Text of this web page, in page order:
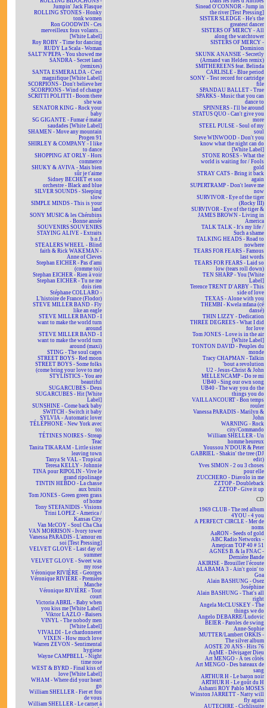
Jumpin' Jack Flasque
ROLLING STONES - Honky
tonk women
Ron GOODWIN - Ces
merveilleux fous volants...
[White Label]
Roy ROBY - Time for dancing
RUDY La Scala - Woman
SALT'N'PEPA - You showed me
SANDRA - Secret land
(remixes)
SANTA ESMERALDA - C'est
magnifique [White Label]
SCORPIONS - Don't believe her
SCORPIONS - Wind of change
SCRITTI POLITTI - Boom there
she was
SENATOR KING - Rock your
baby
SG GIGANTE - Fumar é matar
saudades [White Label]
SHAMEN - Move any mountain
Progen 91
SHIRLEY & COMPANY - I like
to dance
SHOPPING AT ORLY - Hors
commerce
SHUKY & AVIVA - Mais bien
sûr je t'aime
Sidney BECHET et son
orchestre - Black and blue
SILVER SOUNDS - Sleeping
slow
SIMPLE MINDS - This is your
land
SONY MUSIC & les Chérubins
- Bonne année
SOUVENIRS SOUVENIRS
STAYING ALIVE - Extraits
b.o.f.
STEALERS WHEEL - Blind
faith & Rick WAKEMAN -
Anne of Cleves
Stephan EICHER - Pas d'ami
(comme toi)
Stephan EICHER - Rien à voir
Stephan EICHER - Tu ne me
dois rien
Stéphane COLLARO -
L'histoire de France (Flodor)
STEVE MILLER BAND - Fly
like an eagle
STEVE MILLER BAND - I
want to make the world turn
around
STEVE MILLER BAND - I
want to make the world turn
around (maxi)
STING - The soul cages
STREET BOYS - Red moon
STREET BOYS - Some folks
(come bring your love to me)
STYLISTICS - You are
beautiful
SUGARCUBES - Deus
SUGARCUBES - Hit [White
Label]
SUNSHINE - Come back baby
SWITCH - Switch it baby
SYLVIA - Automatic lover
TÉLÉPHONE - New York avec
toi
TÉTINES NOIRES - Streap
Teac
Tanita TIKARAM - Little sister
leaving town
Tanya St VAL - Tropical
Teresa KELLY - Johnnie
TINA pour RIPOLIN - Vive le
grand ripolinage
TINTIN HEBDO - La chasse
aux bruits
Tom JONES - Green green grass
of home
Tony STEFANIDIS - Visions
Trini LOPEZ - America /
Kansas City
Van McCOY - Soul Cha Cha
VAN MORRISON - Ivory tower
Vanessa PARADIS - L'amour en
soi [Test Pressing]
VELVET GLOVE - Last day of
summer
VELVET GLOVE - Sweet was
my rose
Véronique RIVIÈRE - Georges
Véronique RIVIÈRE - Première
Manche
Véronique RIVIÈRE - Tout
court
Victoria ABRIL - Baby when
you kiss me [White Label]
Viktor LAZLO - Baisers
VINYL - The nobody men
[White Label]
VIVALDI - Le chardonneret
VIXEN - How much love
Warren ZEVON - Sentimental
hygiene
Wayne CAMPBELL - Night
time rose
WEST & BYRD - Final kiss of
love [White Label]
WHAM - Where did your heart
go
William SHELLER - Fier et fou
de vous
William SHELLER - Le carnet à
Sinead O'CONNOR - Jump in
the river [Test Pressing]
SISTER SLEDGE - He's the
greatest dancer
SISTERS OF MERCY - All
along the watchtower
SISTERS OF MERCY -
Dominion
SKUNK ANANSIE - Secretly
(Armand van Helden remix)
SMITHEREENS feat. Belinda
CARLISLE - Blue period
SONY - Test record for cartridge
file
SPANDAU BALLET - True
SPARKS - Music that you can
dance to
SPINNERS - I'll be around
STATUS QUO - Can't give you
more
STEEL PULSE - Soul of my
soul
Steve WINWOOD - Don't you
know what the night can do
[White Label]
STONE ROSES - What the
world is waiting for / Fools
gold
STRAY CATS - Bring it back
again
SUPERTRAMP - Don't leave me
now
SURVIVOR - Eye of the tiger
(Rocky III)
SURVIVOR - Eye of the tiger &
JAMES BROWN - Living in
America
TALK TALK - It's my life /
Such a shame
TALKING HEADS - Road to
nowhere
TEARS FOR FEARS - Famous
last words
TEARS FOR FEARS - Laid so
low (tears roll down)
TEN SHARP - You [White
Label]
Terence TRENT D'ARBY - This
side of love
TEXAS - Alone with you
THEMBI - Kwela mfana (cé
dansé)
THIN LIZZY - Dedication
THREE DEGREES - What I did
for love
Tom JONES - Love is in the air
[White Label]
TONTON DAVID - Peuples du
monde
Tracy CHAPMAN - Talkin
'bout a revolution
U2 - Jesus-Christ & John
MELLENCAMP - Do re mi
UB40 - Sing our own song
UB40 - The way you do the
things you do
VAILLANCOURT - Bon temps
rouler
Vanessa PARADIS - Marilyn &
John
WARNING - Rock
city/Commando
William SHELLER - Un
homme heureux
Youssou N'DOUR & Peter
GABRIEL - Shakin' the tree (DJ
edit)
Yves SIMON - 2 ou 3 choses
pour elle
ZUCCHERO - Diavolo in me
ZZTOP - Doubleback
ZZTOP - Give it up
CD
1969 CLUB - The red album
4YOU - 4 you
A PERFECT CIRCLE - Mer de
noms
AaRON - Seeds of gold
ABC Radio Networks -
American TOP 40 # 51
AGNÈS B. & la FNAC -
Dernière Bande
AKIRISE - Brouiller l'écoute
ALABAMA 3 - Ain't goin' to
Goa
Alain BASHUNG - Osez
Joséphine
Alain BASHUNG - That's all
right
Angela McCLUSKEY - The
things we do
Angelo DEBARRE/Ludovic
BEIER - Paroles de swing
Anne-Sophie
MUTTER/Lambert ORKIS -
The silver album
AOSTE 20 ANS - Hits 76
AqME - Dévisager Dieu
Art MENGO - À tes côtés
Art MENGO - Des bateaux de
sang
ARTHUR H - Le baron noir
ARTHUR H - Le goût du H
Ashanti ROY Pablo MOSES
Winston JARRETT - Natty will
fly again
AUTECHRE - Cichlisuite